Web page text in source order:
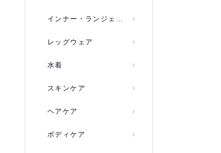
インナー・ランジェリー
レッグウェア
水着
スキンケア
ヘアケア
ボディケア